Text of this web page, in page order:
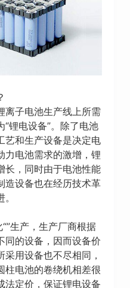
离子电池生产线上所需
锂电设备”。除了电池
艺和生产设备是决定电
力电池需求的激增，锂
长，同时由于电池性能
造设备也在经历技术革
生产，生产厂商根据
同的设备，因而设备价
用设备也不尽相同，
柱电池的卷绕机相差很
法定价，保证锂电设备